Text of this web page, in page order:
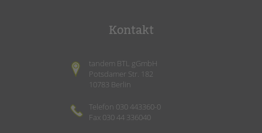
Kontakt
tandem BTL gGmbH
Potsdamer Str. 182
10783 Berlin
Telefon 030 443360-0
Fax 030 44 336040